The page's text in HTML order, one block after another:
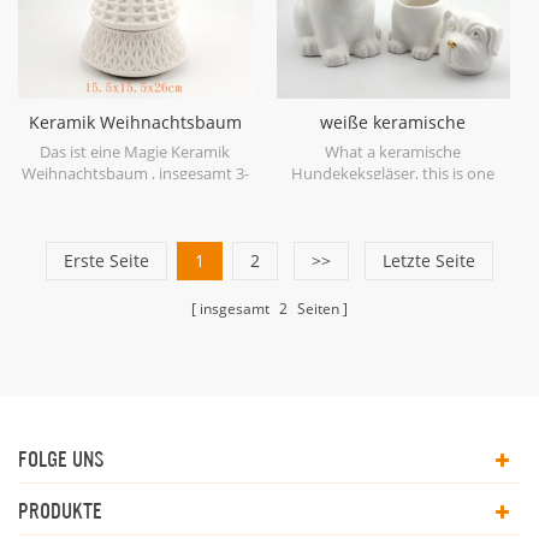
Keramik Weihnachtsbaum
Bonbonglas weiß 3-Tier
Das ist eine Magie Keramik
Weihnachtsbaum , insgesamt 3-
weiße keramische
Hundekeksgläser mit
Goldfarbe
What a keramische
Hundekeksgläser, this is one
Erste Seite 1 2 >> Letzte Seite
insgesamt 2 Seiten
FOLGE UNS
PRODUKTE